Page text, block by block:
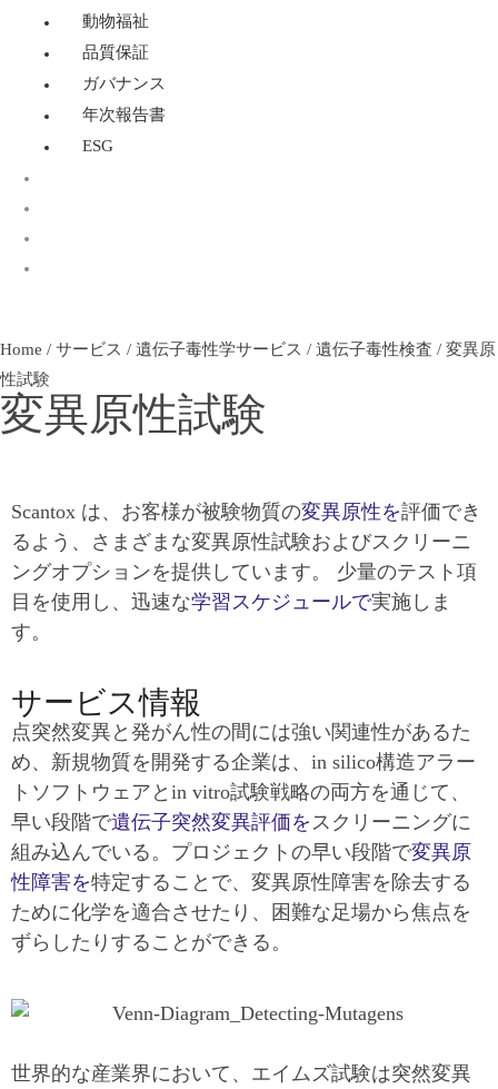
動物福祉
品質保証
ガバナンス
年次報告書
ESG
Home / サービス / 遺伝子毒性学サービス / 遺伝子毒性検査 / 変異原
性試験
変異原性試験
Scantox は、お客様が被験物質の変異原性を評価でき
るよう、さまざまな変異原性試験およびスクリーニ
ングオプションを提供しています。 少量のテスト項
目を使用し、迅速な学習スケジュールで実施しま
す。
サービス情報
点突然変異と発がん性の間には強い関連性があるた
め、新規物質を開発する企業は、in silico構造アラー
トソフトウェアとin vitro試験戦略の両方を通じて、
早い段階で遺伝子突然変異評価を スクリーニングに
組み込んでいる。プロジェクトの早い段階で変異原
性障害を特定することで、変異原性障害を除去する
ために化学を適合させたり、困難な足場から焦点を
ずらしたりすることができる。
世界的な産業界において、エイムズ試験は突然変異